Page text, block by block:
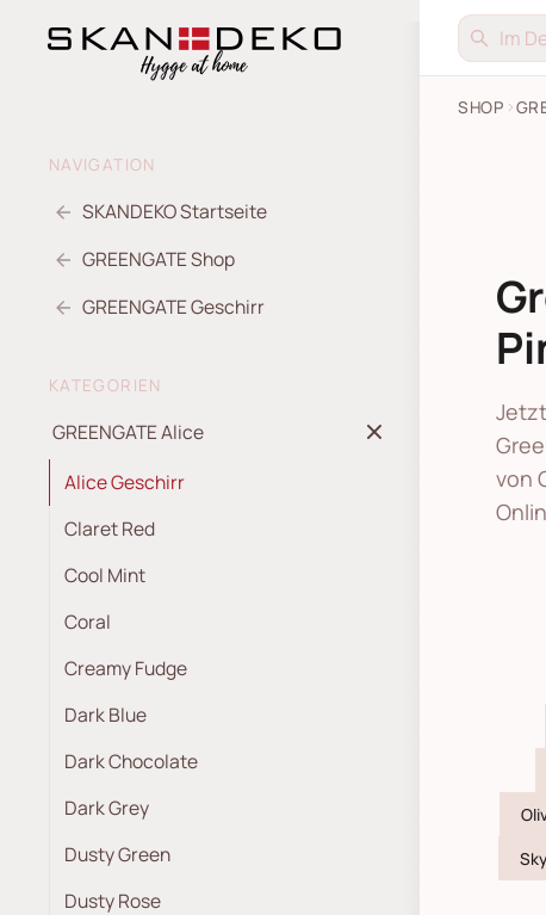
NAVIGATION
SKANDEKO Startseite
GREENGATE Shop
GREENGATE Geschirr
KATEGORIEN
GREENGATE Alice
Alice Geschirr
Claret Red
Cool Mint
Coral
Creamy Fudge
Dark Blue
Dark Chocolate
Dark Grey
Dusty Green
Dusty Rose
SHOP
von